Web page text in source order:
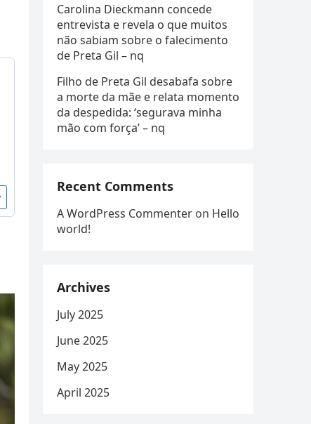
Carolina Dieckmann concede
entrevista e revela o que muitos
não sabiam sobre o falecimento
de Preta Gil – nq
Filho de Preta Gil desabafa sobre
a morte da mãe e relata momento
da despedida: ‘segurava minha
mão com força’ – nq
Recent Comments
A WordPress Commenter on Hello
world!
Archives
July 2025
June 2025
May 2025
April 2025